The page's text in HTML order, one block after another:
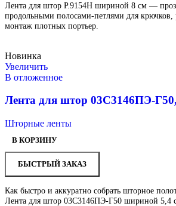
Лента для штор Р.9154Н шириной 8 см —
продольными полосами-петлями для крючков,
монтаж плотных портьер.
Новинка
Увеличить
В отложенное
Лента для штор 03С3146ПЭ-
Шторные ленты
В КОРЗИНУ
БЫСТРЫЙ ЗАКАЗ
Как быстро и аккуратно собрать шторное
Лента для штор 03С3146ПЭ-Г50 шириной 5,4